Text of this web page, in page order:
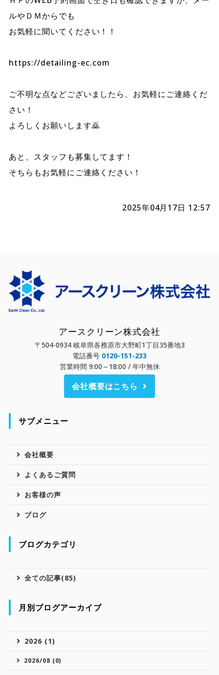
ルやＤＭからでも
お気軽に聞いてください！！
https://detailing-ec.com
ご不明な点などございましたら、お気軽にご連絡くだ
さい！
よろしくお願いします🙇
あと、スタッフも募集してます！
そちらもお気軽にご連絡ください！
2025年04月17日 12:57
アースクリーン株式会社
〒504-0934 岐阜県各務原市大野町1丁目35番地3
電話番号 0120-151-233
営業時間 9:00～18:00 / 年中無休
会社概要はこちら
サブメニュー
会社概要
よくあるご質問
お客様の声
ブログ
ブログカテゴリ
全ての記事(85)
月別ブログアーカイブ
2026 (1)
2026/08 (0)